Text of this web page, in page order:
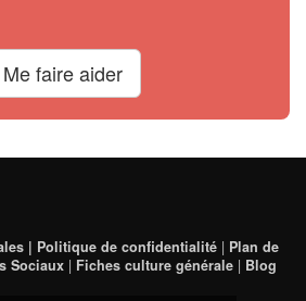
Me faire aider
| Politique de confidentialité | Plan de
Sociaux | Fiches culture générale | Blog